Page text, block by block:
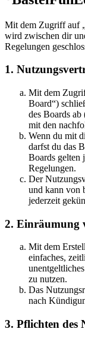
Mit dem Zugriff auf
wird zwischen dir
Regelungen
1.
Mit dem
Board“)
des Boards
mit den
Wenn du mit
darfst du das
Boards gelten
Regelungen.
Der
und kann von
jederzeit
2. Einräumung
Mit dem
einfaches,
zu nutzen.
Das
nach
3. Pflichten des